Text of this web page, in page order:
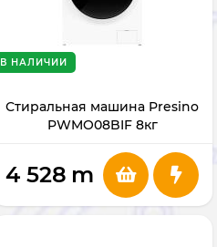
Стиральная машина Presino
PWMO08BIF 8кг
В НАЛИЧИИ
4 528 m